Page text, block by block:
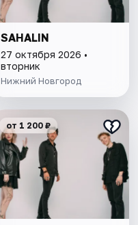
SAHALIN
27 октября 2026 •
вторник
Нижний Новгород
от 1 200 ₽